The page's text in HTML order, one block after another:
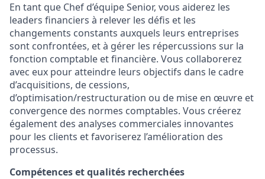
En tant que Chef d’équipe Senior, vous aiderez les
leaders financiers à relever les défis et les
changements constants auxquels leurs entreprises
sont confrontées, et à gérer les répercussions sur la
fonction comptable et financière. Vous collaborerez
avec eux pour atteindre leurs objectifs dans le cadre
d’acquisitions, de cessions,
d’optimisation/restructuration ou de mise en œuvre et
convergence des normes comptables. Vous créerez
également des analyses commerciales innovantes
pour les clients et favoriserez l’amélioration des
processus.
Compétences et qualités recherchées